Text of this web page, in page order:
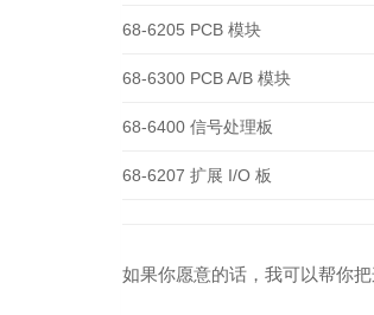
68-6205 PCB 模块
68-6300 PCB A/B 模块
68-6400 信号处理板
68-6207 扩展 I/O 板
如果你愿意的话，我可以帮你